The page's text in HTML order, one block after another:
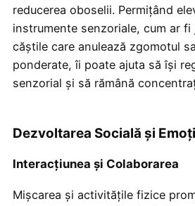
reducerea oboselii. Permițând
instrumente senzoriale, cum ar
căștile care anulează zgomotul
ponderate, îi poate ajuta să își
senzorial și să rămână
Dezvoltarea Socială și
Interacțiunea și Colaborarea
Mișcarea și activitățile fizice